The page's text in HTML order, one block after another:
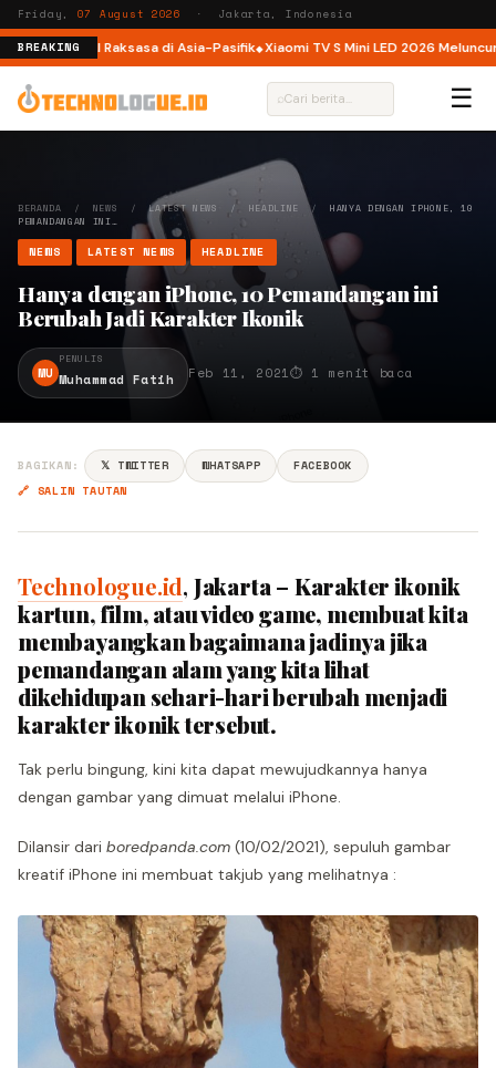
Friday, 07 August 2026 · Jakarta, Indonesia
BREAKINGAI Raksasa di Asia-Pasifik Xiaomi TV S Mini LED 2026 Meluncur di
⌕ ☰
BERANDA / NEWS /LATEST NEWS / HEADLINE /HANYA DENGAN IPHONE, 10
PEMANDANGAN INI…
NEWS LATEST NEWS HEADLINE
Hanya dengan iPhone, 10 Pemandangan ini
Berubah Jadi Karakter Ikonik
MU
PENULIS
Muhammad Fatih Feb 11, 2021⏱ 1 menit baca
BAGIKAN: 𝕏 TWITTER WHATSAPP
FACEBOOK
🔗 SALIN TAUTAN
Technologue.id, Jakarta – Karakter ikonik
kartun, film, atau video game, membuat kita
membayangkan bagaimana jadinya jika
pemandangan alam yang kita lihat
dikehidupan sehari-hari berubah menjadi
karakter ikonik tersebut.
Tak perlu bingung, kini kita dapat mewujudkannya hanya
dengan gambar yang dimuat melalui iPhone.
Dilansir dari boredpanda.com (10/02/2021), sepuluh gambar
kreatif iPhone ini membuat takjub yang melihatnya :